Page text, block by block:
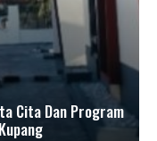
Cita Dan Program